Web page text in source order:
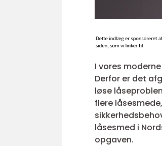
I vores
Derfor er det
løse
flere
låsesmed i
opgaven.